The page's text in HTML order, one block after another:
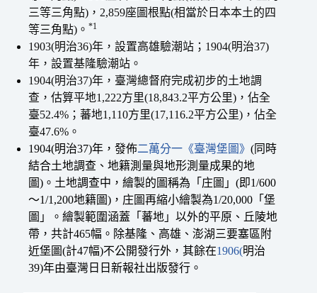
三等三角點)，2,859座圖根點(相當於日本本土的四
等三角點)。 *1
1903(明治36)年，設置高雄驗潮站；1904(明治37)
年，設置基隆驗潮站。
1904(明治37)年，臺灣總督府完成初步的土地調
查，估算平地1,222方里(18,843.2平方公里)，佔全
臺52.4%；蕃地1,110方里(17,116.2平方公里)，佔全
臺47.6%。
1904(明治37)年，發佈二萬分一《臺灣堡圖》 (同時
結合土地調查、地籍測量與地形測量成果的地
圖)。土地調查中，繪製的圖稱為「庄圖」(即1/600
〜1/1,200地籍圖)，庄圖再縮小繪製為1/20,000「堡
圖」。繪製範圍涵蓋「蕃地」以外的平原、丘陵地
帶，共計465幅。除基隆、高雄、澎湖三要塞區附
近堡圖(計47幅)不公開發行外，其餘在1906(明治
39)年由臺灣日日新報社出版發行。